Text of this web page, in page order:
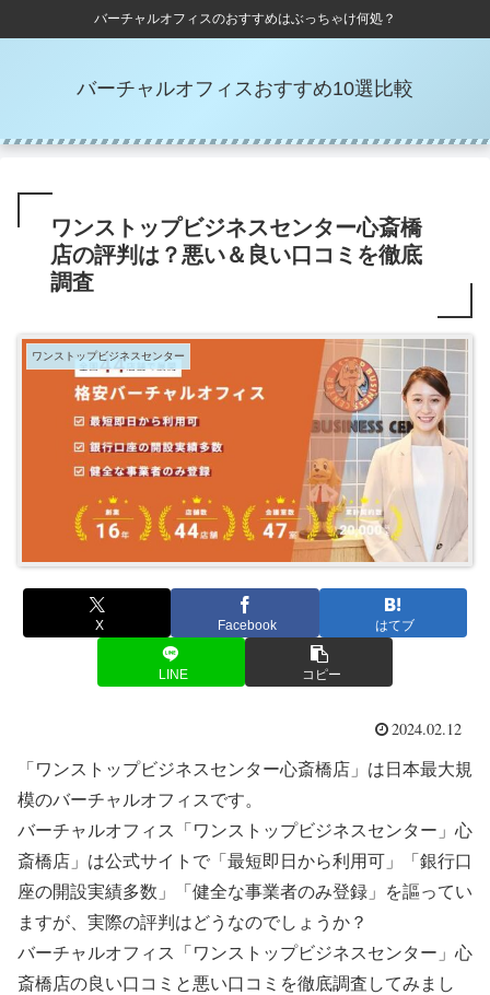
バーチャルオフィスのおすすめはぶっちゃけ何処？
バーチャルオフィスおすすめ10選比較
ワンストップビジネスセンター心斎橋
店の評判は？悪い＆良い口コミを徹底
調査
ワンストップビジネスセンター
X Facebook はてブ
LINE コピー
2024.02.12
「ワンストップビジネスセンター心斎橋店」は日本最大規
模のバーチャルオフィスです。
バーチャルオフィス「ワンストップビジネスセンター」心
斎橋店」は公式サイトで「最短即日から利用可」「銀行口
座の開設実績多数」「健全な事業者のみ登録」を謳ってい
ますが、実際の評判はどうなのでしょうか？
バーチャルオフィス「ワンストップビジネスセンター」心
斎橋店の良い口コミと悪い口コミを徹底調査してみまし